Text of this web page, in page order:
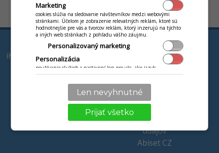
Jaroslav Orgoň
PRODUKTY
iKelp Pokladňa a Sklad
iKelp POS Mobile
VZDIALENÁ POMOC
VIAC
Kontakty
Partneri SK
Náš tím
Staňte sa partnerom
Ochrana osobných
údajov
Abiset CZ
Marketing
cookies slúžia na sledovanie návštevníkov medzi webovými
stránkami. Účelom je zobrazenie relevatných reklám, ktoré sú
hodnotnejšie pre vás a tvorcov reklám, ktorý inzerujú na týchto
a iných web stránkach z pohľadu vášho záujmu.
Personalizovaný marketing
Personalizácia
používanie služieb a nastavení len pre vás, ako jazyk,
komunikácia textová s obchodníkom, technikom.
Len nevyhnutné
Prijať všetko